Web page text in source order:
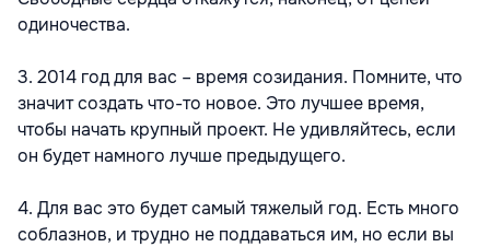
одиночества.
3. 2014 год для вас – время созидания. Помните, что
значит создать что-то новое. Это лучшее время,
чтобы начать крупный проект. Не удивляйтесь, если
он будет намного лучше предыдущего.
4. Для вас это будет самый тяжелый год. Есть много
соблазнов, и трудно не поддаваться им, но если вы